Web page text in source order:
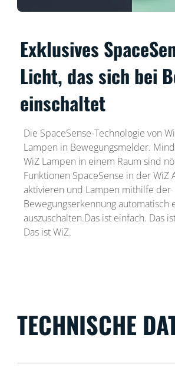
Exklusives
Licht, das sich bei
einschaltet
Die SpaceSense-Technologie von
Lampen in Bewegungsmelder.
WiZ Lampen in einem Raum sind
Funktionen SpaceSense in der WiZ
aktivieren und Lampen mithilfe der
Bewegungserkennung automatisch
auszuschalten.Das ist einfach. Das
Das ist WiZ.
TECHNISCHE